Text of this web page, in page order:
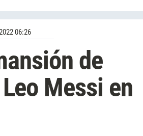
06:26
de
Messi en